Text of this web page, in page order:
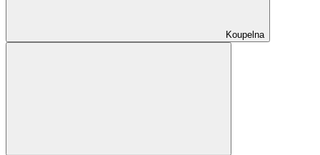
Koupelna